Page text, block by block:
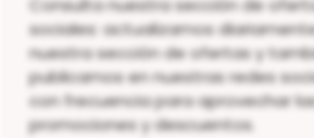
Consulta nuestra sección de
sociales: actualizamos
nuestra sección de ofertas y
publicamos en nuestras redes
con frecuencia para aprovechar
promociones y descuentos.